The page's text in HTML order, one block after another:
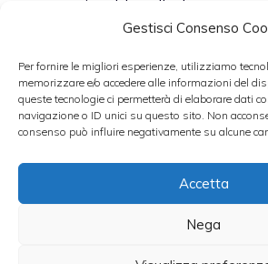
Gestisci Consenso
Per fornire le migliori esperienze, utilizziamo
memorizzare e/o accedere alle informazioni del
queste tecnologie ci permetterà di elaborare dati
navigazione o ID unici su questo sito. Non
consenso può influire negativamente su alcune
Accetta
Nega
comporterebbe l’aderenza
alimentare quanto mai
l’impossibilità per
quanti di cui avrebbe bisogno.
La Fase di crociera,